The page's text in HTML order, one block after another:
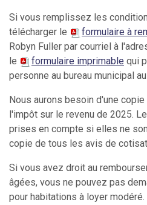
Si vous remplissez les
télécharger le
formulaire à
Robyn Fuller par courriel à
le
formulaire imprimable qui
personne au bureau municipal
Nous aurons besoin d'une
l'impôt sur le revenu de 2025.
prises en compte si elles ne
copie de tous les avis de
Si vous avez droit au
âgées, vous ne pouvez pas
pour habitations à loyer modéré.